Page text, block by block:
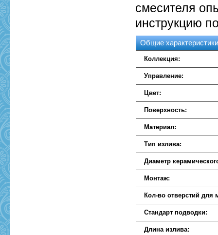
смесителя
инструкцию
Общие
Коллекция:
Управление:
Цвет:
Поверхность:
Материал:
Тип излива:
Диаметр
Монтаж:
Кол-во отверстий для
Стандарт подводки:
Длина излива: